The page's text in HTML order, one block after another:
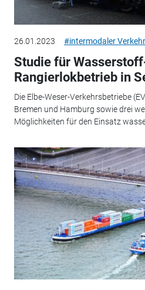
26.01.2023 #intermodaler Verkehr
Studie für
Rangierlokbetrieb in
Die Elbe-Weser-Verkehrsbetriebe
Bremen und Hamburg sowie drei
Möglichkeiten für den Einsatz